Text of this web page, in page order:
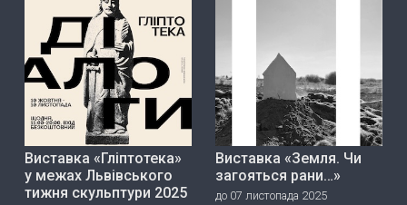
Виставка «Гліптотека»
у межах Львівського
тижня скульптури 2025
Виставка «Земля. Чи
загояться рани…»
до 07 листопада 2025